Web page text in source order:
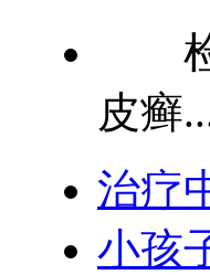
检
皮癣
治疗
小孩